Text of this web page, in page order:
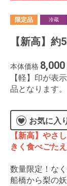
限定品 冷蔵
【新高】
本体価格 8,000
【軽】印が表
品となります。
お気に入
【新高】やさ
きく食べごた
数量限定！な
船橋から梨の